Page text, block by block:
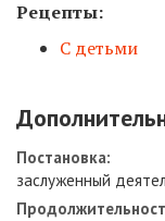
Рецепты:
С детьми
Постановка:
заслуженный